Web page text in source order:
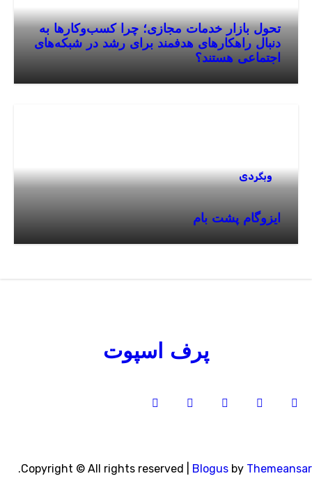
تحول بازار خدمات مجازی؛ چرا کسب‌وکارها به
دنبال راهکارهای هدفمند برای رشد در شبکه‌های
اجتماعی هستند؟
وبگردی
ایزوگام پشت بام
پرف اسپوت
Copyright © All rights reserved Blogus by Themeansar
.